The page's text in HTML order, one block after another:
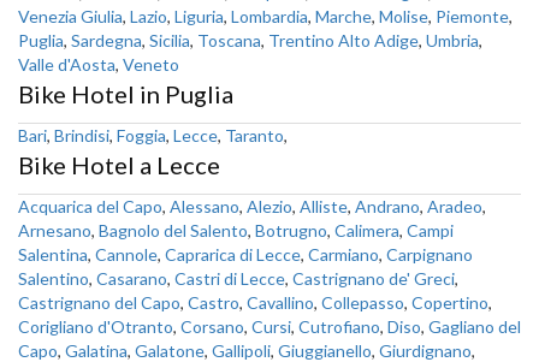
Venezia Giulia, Lazio, Liguria, Lombardia, Marche, Molise, Piemonte,
Puglia, Sardegna, Sicilia, Toscana, Trentino Alto Adige, Umbria,
Valle d'Aosta, Veneto
Bike Hotel in Puglia
Bari, Brindisi, Foggia, Lecce, Taranto,
Bike Hotel a Lecce
Acquarica del Capo, Alessano, Alezio, Alliste, Andrano, Aradeo,
Arnesano, Bagnolo del Salento, Botrugno, Calimera, Campi
Salentina, Cannole, Caprarica di Lecce, Carmiano, Carpignano
Salentino, Casarano, Castri di Lecce, Castrignano de' Greci,
Castrignano del Capo, Castro, Cavallino, Collepasso, Copertino,
Corigliano d'Otranto, Corsano, Cursi, Cutrofiano, Diso, Gagliano del
Capo, Galatina, Galatone, Gallipoli, Giuggianello, Giurdignano,